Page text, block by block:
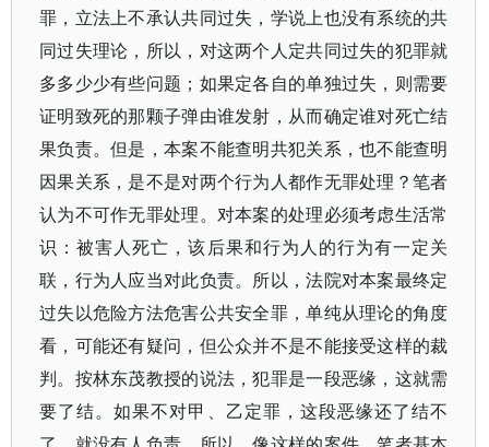
罪，立法上不承认共同过失，学说上也没有系统的共
同过失理论，所以，对这两个人定共同过失的犯罪就
多多少少有些问题；如果定各自的单独过失，则需要
证明致死的那颗子弹由谁发射，从而确定谁对死亡结
果负责。但是，本案不能查明共犯关系，也不能查明
因果关系，是不是对两个行为人都作无罪处理？笔者
认为不可作无罪处理。对本案的处理必须考虑生活常
识：被害人死亡，该后果和行为人的行为有一定关
联，行为人应当对此负责。所以，法院对本案最终定
过失以危险方法危害公共安全罪，单纯从理论的角度
看，可能还有疑问，但公众并不是不能接受这样的裁
判。按林东茂教授的说法，犯罪是一段恶缘，这就需
要了结。如果不对甲、乙定罪，这段恶缘还了结不